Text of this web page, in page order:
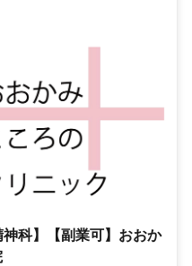
科】【副業可】おおか